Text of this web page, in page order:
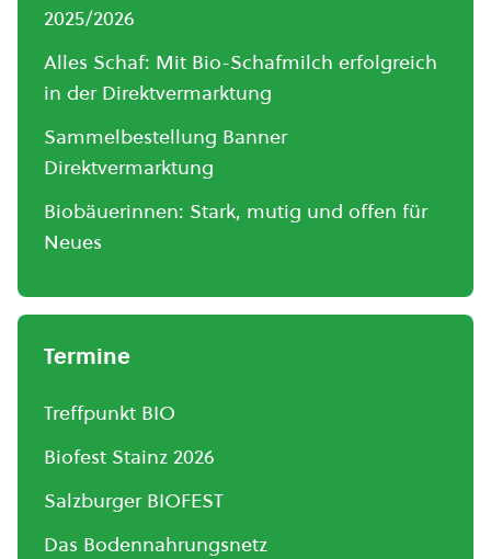
2025/2026
Alles Schaf: Mit Bio-Schafmilch erfolgreich
in der Direktvermarktung
Sammelbestellung Banner
Direktvermarktung
Biobäuerinnen: Stark, mutig und offen für
Neues
Termine
Treffpunkt BIO
Biofest Stainz 2026
Salzburger BIOFEST
Das Bodennahrungsnetz